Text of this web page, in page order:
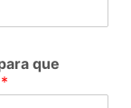
que
*